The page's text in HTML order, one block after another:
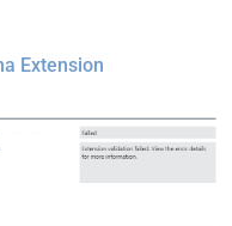
Extension